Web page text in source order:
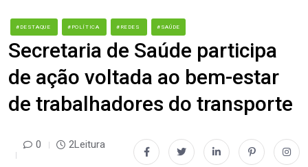
#DESTAQUE #POLÍTICA #REDES #SAÚDE
Secretaria de Saúde participa
de ação voltada ao bem-estar
de trabalhadores do transporte
0 2Leitura